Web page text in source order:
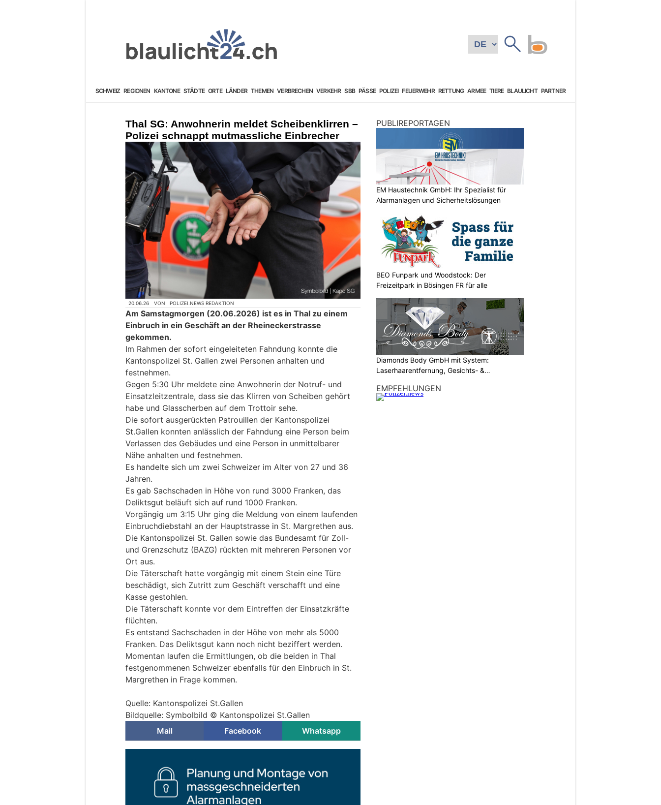
SCHWEIZ REGIONEN KANTONE STÄDTE ORTE LÄNDER THEMEN VERBRECHEN VERKEHR SBB PÄSSE POLIZEI FEUERWEHR RETTUNG ARMEE TIERE BLAULICHT PARTNER
Thal SG: Anwohnerin meldet Scheibenklirren –
Polizei schnappt mutmassliche Einbrecher
20.06.26 VON POLIZEI.NEWS REDAKTION
Am Samstagmorgen (20.06.2026) ist es in Thal zu einem
Einbruch in ein Geschäft an der Rheineckerstrasse
gekommen.
Im Rahmen der sofort eingeleiteten Fahndung konnte die
Kantonspolizei St. Gallen zwei Personen anhalten und
festnehmen.
Gegen 5:30 Uhr meldete eine Anwohnerin der Notruf- und
Einsatzleitzentrale, dass sie das Klirren von Scheiben gehört
habe und Glasscherben auf dem Trottoir sehe.
Die sofort ausgerückten Patrouillen der Kantonspolizei
St.Gallen konnten anlässlich der Fahndung eine Person beim
Verlassen des Gebäudes und eine Person in unmittelbarer
Nähe anhalten und festnehmen.
Es handelte sich um zwei Schweizer im Alter von 27 und 36
Jahren.
Es gab Sachschaden in Höhe von rund 3000 Franken, das
Deliktsgut beläuft sich auf rund 1000 Franken.
Vorgängig um 3:15 Uhr ging die Meldung von einem laufenden
Einbruchdiebstahl an der Hauptstrasse in St. Margrethen aus.
Die Kantonspolizei St. Gallen sowie das Bundesamt für Zoll-
und Grenzschutz (BAZG) rückten mit mehreren Personen vor
Ort aus.
Die Täterschaft hatte vorgängig mit einem Stein eine Türe
beschädigt, sich Zutritt zum Geschäft verschafft und eine
Kasse gestohlen.
Die Täterschaft konnte vor dem Eintreffen der Einsatzkräfte
flüchten.
Es entstand Sachschaden in der Höhe von mehr als 5000
Franken. Das Deliktsgut kann noch nicht beziffert werden.
Momentan laufen die Ermittlungen, ob die beiden in Thal
festgenommenen Schweizer ebenfalls für den Einbruch in St.
Margrethen in Frage kommen.
Quelle: Kantonspolizei St.Gallen
Bildquelle: Symbolbild © Kantonspolizei St.Gallen
Mail
Facebook Whatsapp
PUBLIREPORTAGEN
EM Haustechnik GmbH: Ihr Spezialist für
Alarmanlagen und Sicherheitslösungen
BEO Funpark und Woodstock: Der
Freizeitpark in Bösingen FR für alle
Diamonds Body GmbH mit System:
Laserhaarentfernung, Gesichts- &
EMPFEHLUNGEN